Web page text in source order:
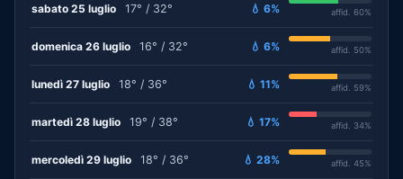
sabato 25 luglio 17° / 32° 💧 6% affid. 60%
domenica 26 luglio 16° / 32° 💧 6% affid. 50%
lunedì 27 luglio 18° / 36° 💧 11% affid. 59%
martedì 28 luglio 19° / 38° 💧 17% affid. 34%
mercoledì 29 luglio 18° / 36° 💧 28% affid. 45%